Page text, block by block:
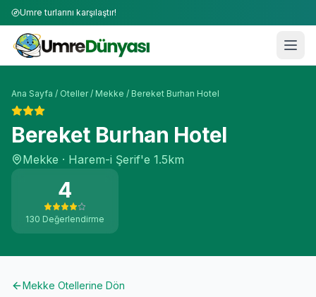
Umre turlarını karşılaştır!
Ana Sayfa / Oteller/ Mekke / Bereket Burhan Hotel
Bereket Burhan Hotel
Mekke · Harem-i Şerif'e 1.5km
4
130 Değerlendirme
Mekke Otellerine Dön